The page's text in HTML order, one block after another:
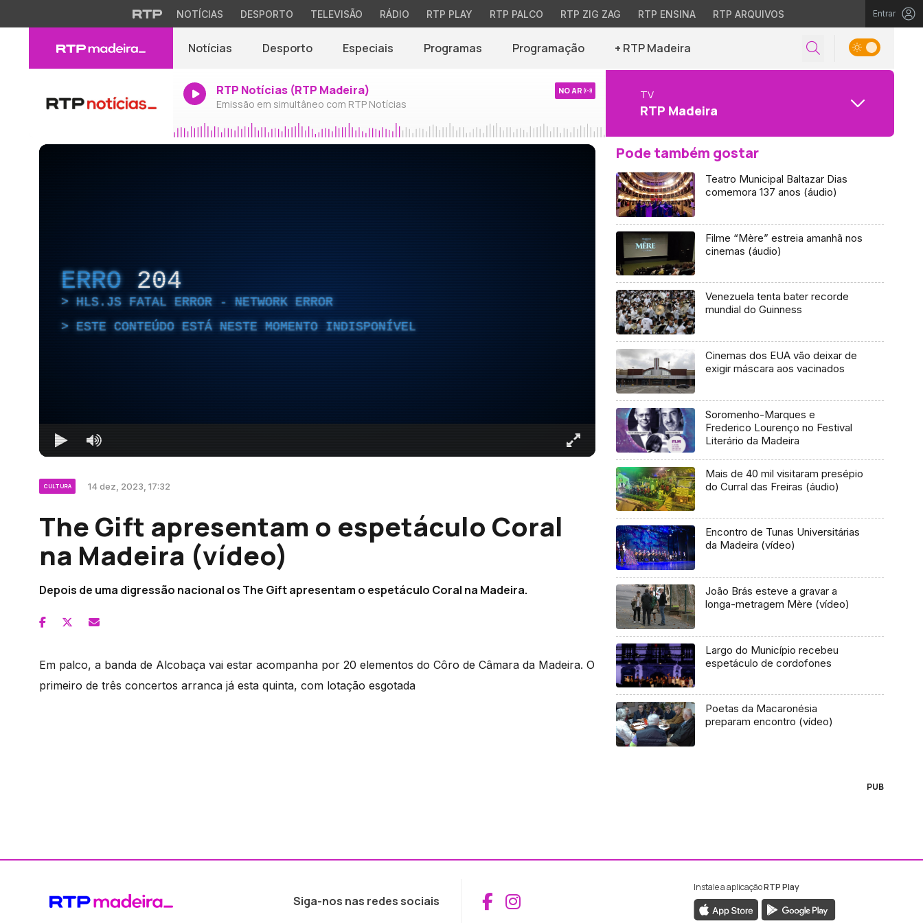
NOTÍCIAS DESPORTO TELEVISÃO RÁDIO RTP PLAY RTP PALCO RTP ZIG ZAG RTP ENSINA RTP ARQUIVOS Entrar
Notícias Desporto Especiais Programas Programação + RTP Madeira
RTP Notícias (RTP Madeira)
Emissão em simultâneo com RTP Notícias
NO AR TV
RTP Madeira
ERRO 204
HLS.JS FATAL ERROR - NETWORK ERROR
ESTE CONTEÚDO ESTÁ NESTE MOMENTO INDISPONÍVEL
CULTURA 14 dez, 2023, 17:32
The Gift apresentam o espetáculo Coral
na Madeira (vídeo)
Depois de uma digressão nacional os The Gift apresentam o espetáculo Coral na Madeira.
Em palco, a banda de Alcobaça vai estar acompanha por 20 elementos do Côro de Câmara da Madeira. O
primeiro de três concertos arranca já esta quinta, com lotação esgotada
Pode também gostar
Teatro Municipal Baltazar Dias
comemora 137 anos (áudio)
Filme “Mère” estreia amanhã nos
cinemas (áudio)
Venezuela tenta bater recorde
mundial do Guinness
Cinemas dos EUA vão deixar de
exigir máscara aos vacinados
Soromenho-Marques e
Frederico Lourenço no Festival
Literário da Madeira
Mais de 40 mil visitaram presépio
do Curral das Freiras (áudio)
Encontro de Tunas Universitárias
da Madeira (vídeo)
João Brás esteve a gravar a
longa-metragem Mère (vídeo)
Largo do Município recebeu
espetáculo de cordofones
Poetas da Macaronésia
preparam encontro (vídeo)
PUB
Siga-nos nas redes sociais Aceder ao Facebook da RTP Madeira
Aceder ao Instagram da RTP Madeira
Instale a aplicaçãoRTP Play